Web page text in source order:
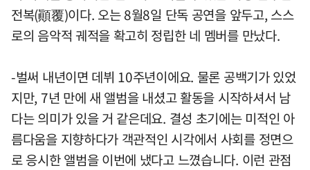
전복(顚覆)이다. 오는 8월8일 단독 공연을 앞두고, 스스
로의 음악적 궤적을 확고히 정립한 네 멤버를 만났다.
-벌써 내년이면 데뷔 10주년이에요. 물론 공백기가 있었
지만, 7년 만에 새 앨범을 내셨고 활동을 시작하셔서 남
다는 의미가 있을 거 같은데요. 결성 초기에는 미적인 아
름다움을 지향하다가 객관적인 시각에서 사회를 정면으
로 응시한 앨범을 이번에 냈다고 느꼈습니다. 이런 관점